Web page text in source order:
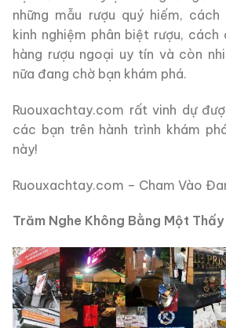
những mẫu rượu quý hiếm,
kinh nghiệm phân biệt rượu, cách
hàng rượu ngoại uy tín và còn
nữa đang chờ bạn khám phá.
Ruouxachtay.com rất vinh dự
các bạn trên hành trình khám
này!
Ruouxachtay.com – Cham Vào
Trăm Nghe Không Bằng Một Thấy